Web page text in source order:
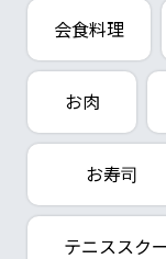
会食料理
お肉
お寿司
テニススク